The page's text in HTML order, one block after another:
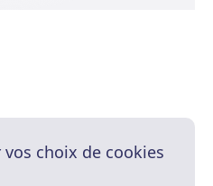
choix de cookies